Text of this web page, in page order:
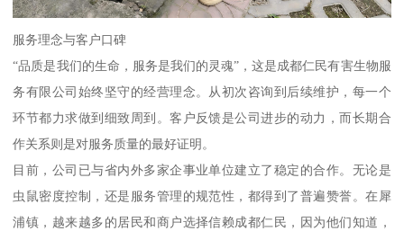
服务理念与客户口碑
“品质是我们的生命，服务是我们的灵魂”，这是成都仁民有害生物服
务有限公司始终坚守的经营理念。从初次咨询到后续维护，每一个
环节都力求做到细致周到。客户反馈是公司进步的动力，而长期合
作关系则是对服务质量的最好证明。
目前，公司已与省内外多家企事业单位建立了稳定的合作。无论是
虫鼠密度控制，还是服务管理的规范性，都得到了普遍赞誉。在犀
浦镇，越来越多的居民和商户选择信赖成都仁民，因为他们知道，